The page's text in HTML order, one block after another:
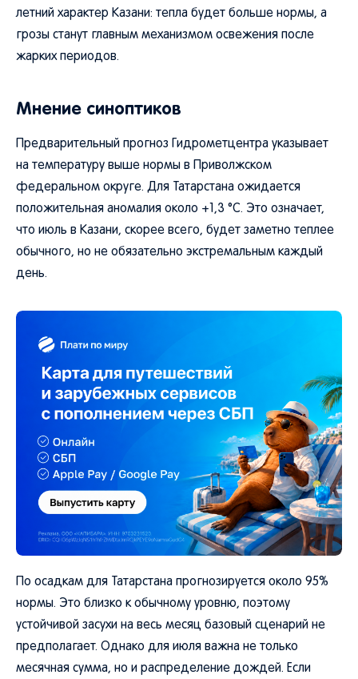
летний характер Казани: тепла будет больше нормы, а
грозы станут главным механизмом освежения после
жарких периодов.
Мнение синоптиков
Предварительный прогноз Гидрометцентра указывает
на температуру выше нормы в Приволжском
федеральном округе. Для Татарстана ожидается
положительная аномалия около +1,3 °C. Это означает,
что июль в Казани, скорее всего, будет заметно теплее
обычного, но не обязательно экстремальным каждый
день.
По осадкам для Татарстана прогнозируется около 95%
нормы. Это близко к обычному уровню, поэтому
устойчивой засухи на весь месяц базовый сценарий не
предполагает. Однако для июля важна не только
месячная сумма, но и распределение дождей. Если